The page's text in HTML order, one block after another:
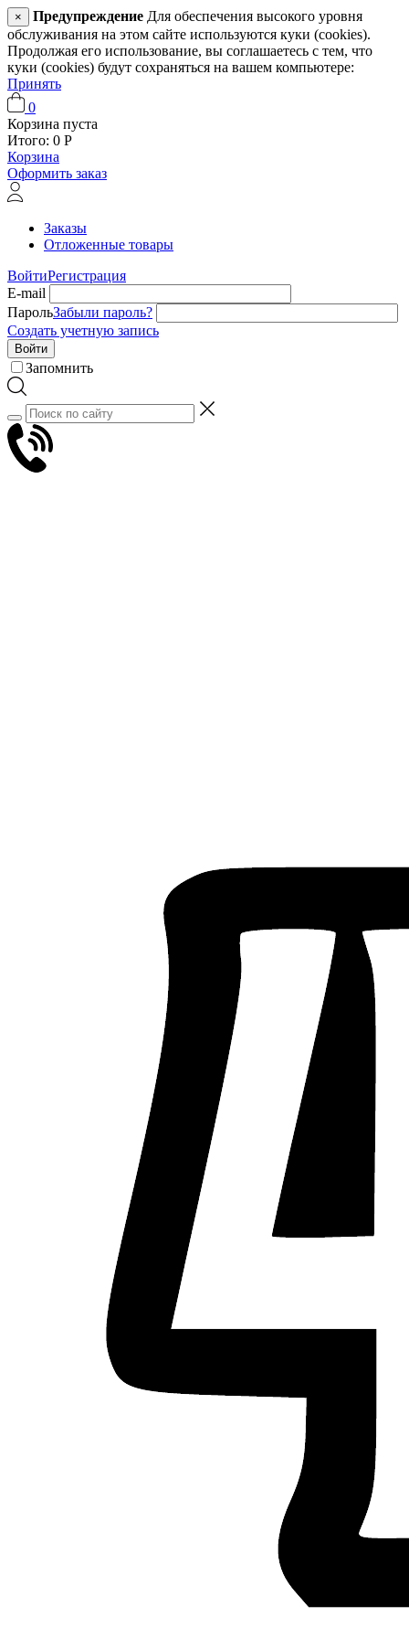
× Предупреждение Для обеспечения высокого уровня
обслуживания на этом сайте используются куки (cookies).
Продолжая его использование, вы соглашаетесь с тем, что
куки (cookies) будут сохраняться на вашем компьютере:
Принять
0
Корзина пуста
Итого: 0 Р
Корзина
Оформить заказ
Заказы
Отложенные товары
ВойтиРегистрация
E-mail
ПарольЗабыли пароль?
Создать учетную запись
Войти
Запомнить